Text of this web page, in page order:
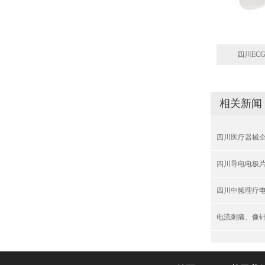
四川
相关新闻
四川医疗器械
四川导电电极
四川中频理疗
电流刺痛、像